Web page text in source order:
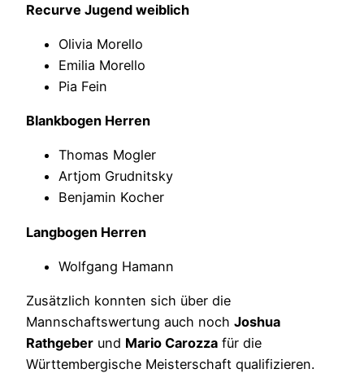
Recurve Jugend weiblich
Olivia Morello
Emilia Morello
Pia Fein
Blankbogen Herren
Thomas Mogler
Artjom Grudnitsky
Benjamin Kocher
Langbogen Herren
Wolfgang Hamann
Zusätzlich konnten sich über die
Mannschaftswertung auch noch Joshua
Rathgeber und Mario Carozza für die
Württembergische Meisterschaft qualifizieren.